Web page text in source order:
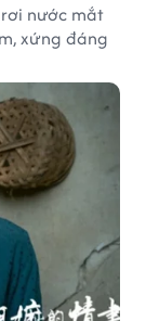
nước mắt
xứng đáng